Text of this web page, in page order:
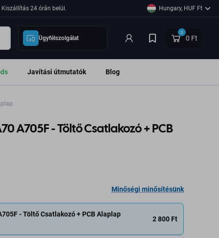
24 órán belül. Hungary, HUF Ft
Ügyfélszolgálat
0
0 Ft
Javítási útmutatók Blog
A705F - Töltő Csatlakozó + PCB
Minőségi minősítésünk
- Töltő Csatlakozó + PCB Alaplap
2 800 Ft